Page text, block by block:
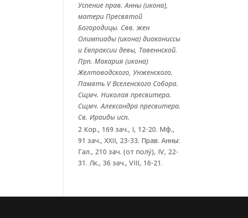
Успение прав.Анны(икона),
матери Пресвятой
Богородицы. Свв. жен
Олимпиады(икона) диакониссы
и Евпраксиидевы, Тавеннской.
Прп. Макария (икона)
Желтоводского, Унженского.
Память V Вселенского Собора.
Сщмч. Николая пресвитера.
Сщмч.Александрапресвитера.
Св. Ираидыисп.
2 Кор., 169 зач., I, 12-20. Мф.,
91 зач., XXII, 23-33. Прав. Анны:
Гал., 210 зач. (от полу́), IV, 22-
31. Лк., 36 зач., VIII, 16-21.